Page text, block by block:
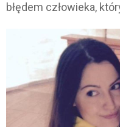
błędem człowieka,